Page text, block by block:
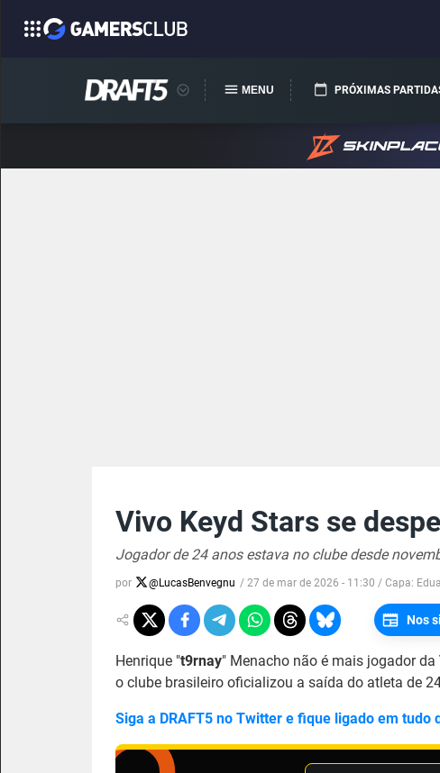
MENU PRÓXIMAS
Vivo Keyd Stars se
Jogador de 24 anos estava no clube desde
por @LucasBenvegnu / 27 de mar de 2026 - 11:30 / Capa:
Nos
Henrique "t9rnay" Menacho não é mais jogador da
o clube brasileiro oficializou a saída do atleta de
Siga a DRAFT5 no Twitter e fique ligado em